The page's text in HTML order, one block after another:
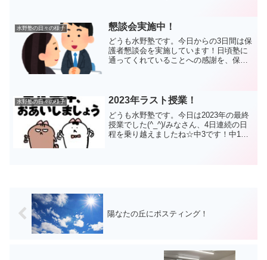
らも大好物です(>_<)校舎で仕事の休憩時
間に美味...
水野塾の日々の様子 懇談会実施中！
どうも水野塾です。今日からの3日間は保
護者懇談会を実施しています！日頃塾に
通ってくれていることへの感謝を、保護
後の課題。夏期講習会の...
水野塾の日々の様子 2023年ラスト授業！
どうも水野塾です。今日は2023年の最終
授業でした(^_^)/みなさん、4日連続の日
程を乗り越えましたね☆中3です！中1が
陽なたの丘にポスティング！